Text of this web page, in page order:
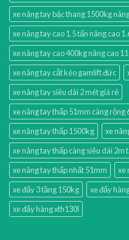
xe nâng tay bậc thang 1500kg
xe nâng tay cao 1.5 tấn nâng cao
xe nâng tay cao 400kg nâng cao
xe nâng tay cắt kéo gamlift đức
xe nâng tay siêu dài 2 mét giá rẻ
xe nâng tay thấp 51mm càng rộng
xe nâng tay thấp 1500kg
xe
xe nâng tay thấp càng siêu dài 2m
xe nâng tay thấp nhất 51mm
xe
xe đẩy 3 tầng 150kg
xe đẩy
xe đẩy hàng xth130l